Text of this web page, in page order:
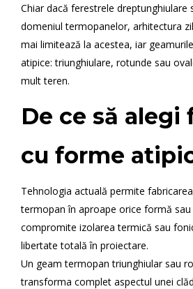
Chiar dacă ferestrele dreptunghiulare
domeniul termopanelor, arhitectura
mai limitează la acestea, iar
atipice: triunghiulare, rotunde sau
mult teren.
De ce să alegi
cu forme
Tehnologia actuală permite
termopan în aproape orice formă
compromite izolarea termică sau
libertate totală în proiectare.
Un geam termopan triunghiular sau
transforma complet aspectul unei